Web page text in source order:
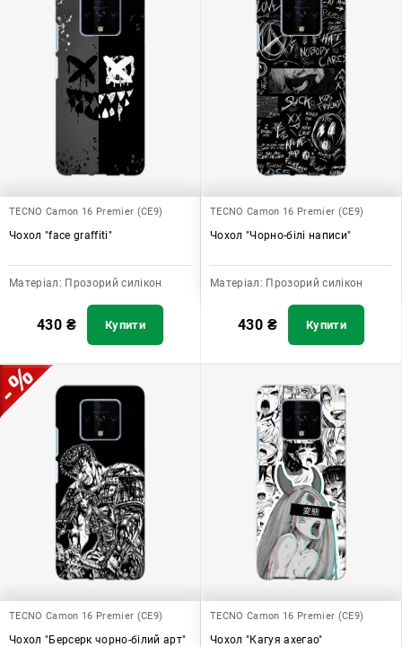
TECNO Camon 16 Premier (CE9)
Чохол "face graffiti"
Матеріал: Прозорий силікон
430 ₴ Купити
TECNO Camon 16 Premier (CE9)
Чохол "Чорно-білі написи"
Матеріал: Прозорий силікон
430 ₴ Купити
TECNO Camon 16 Premier (CE9)
Чохол "Берсерк чорно-білий арт"
TECNO Camon 16 Premier (CE9)
Чохол "Кагуя ахегао"